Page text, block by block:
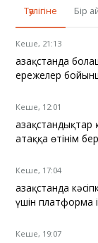
Тәулігіне
Бір
Кеше, 21:13
Қазақстанда
ережелер
Кеше, 12:01
атаққа өтінім
Кеше, 17:04
Қазақстанда
үшін платформа
Кеше, 19:07